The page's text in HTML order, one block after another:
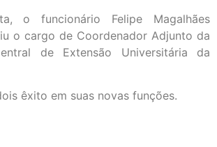
o funcionário Felipe Magalhães
o cargo de Coordenador Adjunto da
de Extensão Universitária da
êxito em suas novas funções.